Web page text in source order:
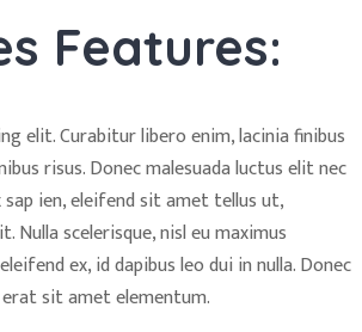
Features:
elit. Curabitur libero enim, lacinia finibus
risus. Donec malesuada luctus elit nec
ien, eleifend sit amet tellus ut,
scelerisque, nisl eu maximus
ex, id dapibus leo dui in nulla. Donec
sit amet elementum.